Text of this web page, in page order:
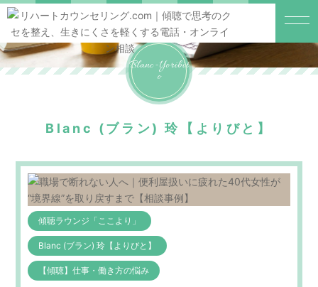
Blanc-Yoribit
O
Blanc (ブラン) 玲【よりびと】
傾聴ラウンジ「ここより」
Blanc (ブラン) 玲【よりびと】
【傾聴】仕事・働き方の悩み